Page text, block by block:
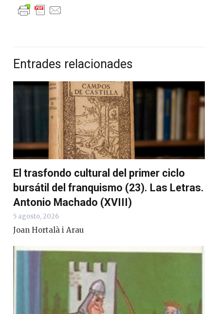
Entrades relacionades
El trasfondo cultural del primer ciclo
bursátil del franquismo (23). Las Letras.
Antonio Machado (XVIII)
5 agosto, 2026
Joan Hortalà i Arau